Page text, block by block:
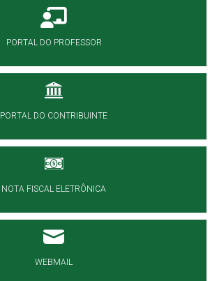
PORTAL DO PROFESSOR
PORTAL DO CONTRIBUINTE
NOTA FISCAL ELETRÔNICA
WEBMAIL